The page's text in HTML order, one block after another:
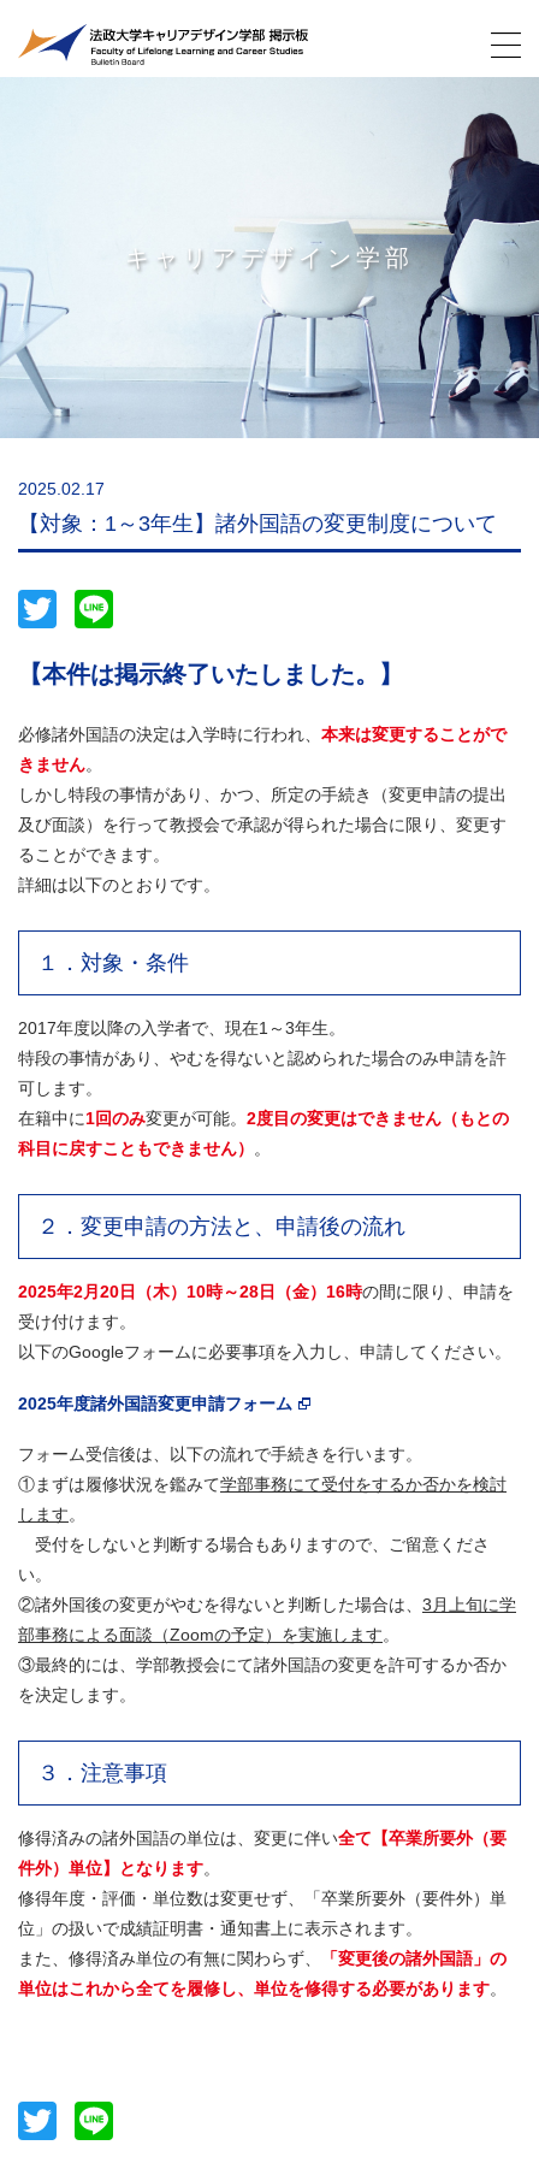
キャリアデザイン学部
2025.02.17
【対象：1～3年生】諸外国語の変更制度について
Twitter
【本件は掲示終了いたしました。】
必修諸外国語の決定は入学時に行われ、 本来は変更することがで
きません。
しかし特段の事情があり、かつ、所定の手続き（変更申請の提出
及び面談）を行って教授会で承認が得られた場合に限り、変更す
ることができます。
詳細は以下のとおりです。
１．対象・条件
2017年度以降の入学者で、現在1～3年生。
特段の事情があり、やむを得ないと認められた場合のみ申請を許
可します。
在籍中に1回のみ変更が可能。 2度目の変更はできません（もとの
科目に戻すこともできません）
。
２．変更申請の方法と、申請後の流れ
2025年2月20日（木）10時～28日（金）16時の間に限り、申請を
受け付けます。
以下のGoogleフォームに必要事項を入力し、申請してください。
2025年度諸外国語変更申請フォーム
フォーム受信後は、以下の流れで手続きを行います。
①まずは履修状況を鑑みて学部事務にて受付をするか否かを検討
します。
受付をしないと判断する場合もありますので、ご留意くださ
い。
②諸外国後の変更がやむを得ないと判断した場合は、 3月上旬に学
部事務による面談（Zoomの予定）を実施します。
③最終的には、学部教授会にて諸外国語の変更を許可するか否か
を決定します。
３．注意事項
修得済みの諸外国語の単位は、変更に伴い全て【卒業所要外（要
件外）単位】となります。
修得年度・評価・単位数は変更せず、「卒業所要外（要件外）単
位」の扱いで成績証明書・通知書上に表示されます。
また、修得済み単位の有無に関わらず、
「変更後の諸外国語」の
単位はこれから全てを履修し、単位を修得する必要があります。
Twitter